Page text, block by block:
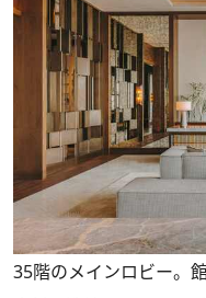
35階のメインロビー。